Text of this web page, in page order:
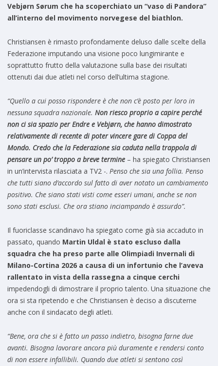
Vebjørn Sørum che ha scoperchiato un “vaso di Pandora”
all’interno del movimento norvegese del biathlon.
Christiansen è rimasto profondamente deluso dalle scelte della
Federazione imputando una visione poco lungimirante e
soprattutto frutto della valutazione sulla base dei risultati
ottenuti dai due atleti nel corso dell’ultima stagione.
“Quello a cui posso rispondere è che non c’è posto per loro in
nessuna squadra nazionale. Non riesco proprio a capire perché
non ci sia spazio per Endre e Vebjørn, che hanno dimostrato
relativamente di recente di poter vincere gare di Coppa del
Mondo. Credo che la Federazione sia caduta nella trappola di
pensare un po’ troppo a breve termine – ha spiegato Christiansen
in un’intervista rilasciata a TV2 -. Penso che sia una follia. Penso
che tutti siano d’accordo sul fatto di aver notato un cambiamento
positivo. Che siano stati visti come esseri umani, anche se non
sono stati esclusi. Che ora stiano inciampando è assurdo”.
Il fuoriclasse scandinavo ha spiegato come già sia accaduto in
passato, quando Martin Uldal è stato escluso dalla
squadra che ha preso parte alle Olimpiadi Invernali di
Milano-Cortina 2026 a causa di un infortunio che l’aveva
rallentato in vista della rassegna a cinque cerchi
impedendogli di dimostrare il proprio talento. Una situazione che
ora si sta ripetendo e che Christiansen è deciso a discuterne
anche con il sindacato degli atleti.
“Bene, ora che si è fatto un passo indietro, bisogna farne due
avanti. Bisogna lavorare ancora più duramente e rendersi conto
di non essere infallibili. Quando due atleti si sentono così